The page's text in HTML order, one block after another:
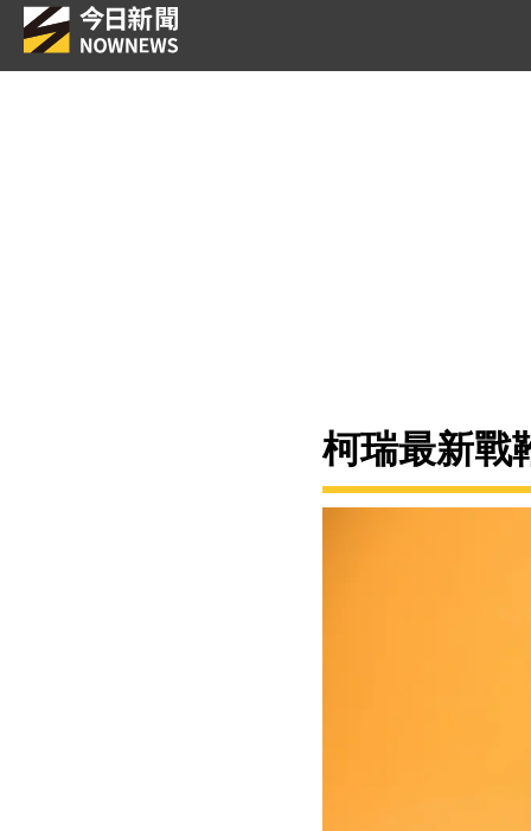
柯瑞最新戰